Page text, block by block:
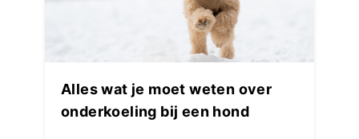
Alles wat je moet weten over
onderkoeling bij een hond